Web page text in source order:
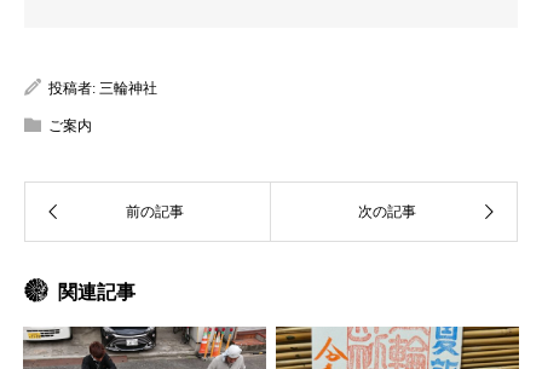
投稿者: 三輪神社
ご案内
関連記事